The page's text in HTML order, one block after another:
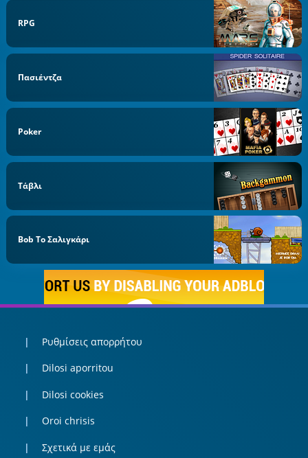
RPG
Πασιέντζα
Poker
Τάβλι
Bob Το Σαλιγκάρι
Ρυθμίσεις απορρήτου
Dilosi aporritou
Dilosi cookies
Oroi chrisis
Σχετικά με εμάς